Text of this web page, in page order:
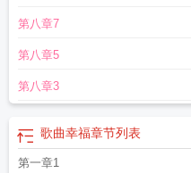
第八章7
第八章5
第八章3
歌曲幸福章节列表
第一章1